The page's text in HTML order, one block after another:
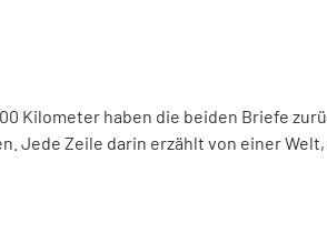
Kilometer haben die beiden Briefe
Jede Zeile darin erzählt von einer